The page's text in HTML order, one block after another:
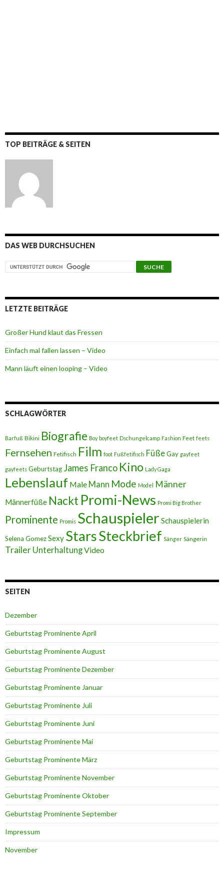
TOP BEITRÄGE & SEITEN
DAS WEB DURCHSUCHEN
LETZTE BEITRÄGE
Großer Hund klaut das Fressen
Einfach mal fallen lassen – Video
Mann läuft einen looping – Video
SCHLAGWÖRTER
Barfuß Bikini Biografie Boy boyfeet Dschungelcamp Fashion Feet feets
Fernsehen Fetifisch Film foot Fußfetifisch FüßeGay gayfeet
gayfeets Geburtstag James Franco Kino Lady Gaga
Lebenslauf Male Mann Mode Model Männer
Männerfüße Nackt Promi-News Promi Big Brother
Prominente Promis Schauspieler Schauspielerin
Selena GomezSexy StarsSteckbrief Sänger Sängerin
Trailer UnterhaltungVideo
SEITEN
Dezember
Geburtstag Prominente April
Geburtstag Prominente August
Geburtstag Prominente Dezember
Geburtstag Prominente Januar
Geburtstag Prominente Juli
Geburtstag Prominente Juni
Geburtstag Prominente Mai
Geburtstag Prominente März
Geburtstag Prominente November
Geburtstag Prominente Oktober
Geburtstag Prominente September
Impressum
November